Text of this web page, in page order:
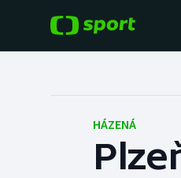
Fotbal
Hokej
HÁZENÁ